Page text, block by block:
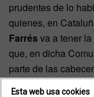
prudentes de lo
quienes, en
Farrés va a tener
que, en dicha
parte de las
gracias a las
Esta web usa cookies